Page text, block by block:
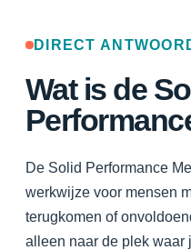
DIRECT
Wat is de
De Solid Performance
werkwijze voor mensen
terugkomen of
alleen naar de plek waar